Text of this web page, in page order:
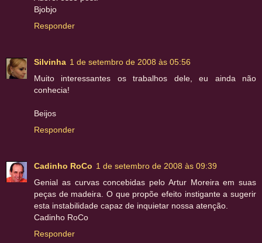
Bjobjo
Responder
Silvinha 1 de setembro de 2008 às 05:56
Muito interessantes os trabalhos dele, eu ainda não
conhecia!
Beijos
Responder
Cadinho RoCo 1 de setembro de 2008 às 09:39
Genial as curvas concebidas pelo Artur Moreira em suas
peças de madeira. O que propõe efeito instigante a sugerir
esta instabilidade capaz de inquietar nossa atenção.
Cadinho RoCo
Responder